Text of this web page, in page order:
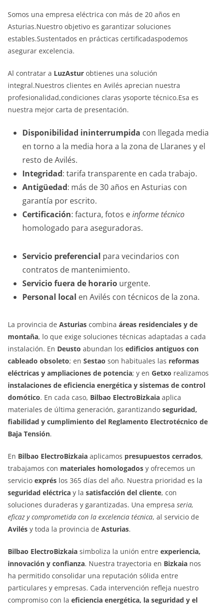
Somos una empresa eléctrica con más de 20 años en
Asturias.Nuestro objetivo es garantizar soluciones
estables.Sustentados en prácticas certificadaspodemos
asegurar excelencia.
Al contratar a LuzAstur obtienes una solución
integral.Nuestros clientes en Avilés aprecian nuestra
profesionalidad,condiciones claras ysoporte técnico.Esa es
nuestra mejor carta de presentación.
Disponibilidad ininterrumpida con llegada media
en torno a la media hora a la zona de Llaranes y el
resto de Avilés.
Integridad: tarifa transparente en cada trabajo.
Antigüedad: más de 30 años en Asturias con
garantía por escrito.
Certificación: factura, fotos einforme técnico
homologado para aseguradoras.
Servicio preferencial para vecindarios con
contratos de mantenimiento.
Servicio fuera de horario urgente.
Personal local en Avilés con técnicos de la zona.
La provincia de Asturias combina áreas residenciales y de
montaña, lo que exige soluciones técnicas adaptadas a cada
instalación. En Deusto abundan los edificios antiguos con
cableado obsoleto; en Sestao son habituales las reformas
eléctricas y ampliaciones de potencia; y en Getxo realizamos
instalaciones de eficiencia energética y sistemas de control
domótico. En cada caso, Bilbao ElectroBizkaia aplica
materiales de última generación, garantizando seguridad,
fiabilidad y cumplimiento del Reglamento Electrotécnico de
Baja Tensión.
En Bilbao ElectroBizkaia aplicamos presupuestos cerrados,
trabajamos con materiales homologados y ofrecemos un
servicio exprés los 365 días del año. Nuestra prioridad es la
seguridad eléctrica y la satisfacción del cliente, con
soluciones duraderas y garantizadas. Una empresa seria,
eficaz y comprometida con la excelencia técnica, al servicio de
Avilés y toda la provincia de Asturias.
Bilbao ElectroBizkaia simboliza la unión entre experiencia,
innovación y confianza. Nuestra trayectoria en Bizkaia nos
ha permitido consolidar una reputación sólida entre
particulares y empresas. Cada intervención refleja nuestro
compromiso con la eficiencia energética, la seguridad y el